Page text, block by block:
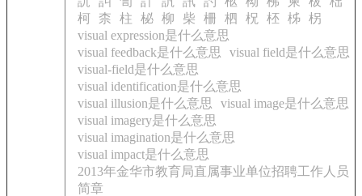
柯
柰 柱 柲 柳 柴 柵 柶 柷 柸 柹 柺
visual expression是什么意思
visual feedback是什么意思
visual field是什么意思
visual-field是什么意思
visual identification是什么意思
visual illusion是什么意思
visual image是什么意思
visual imagery是什么意思
visual imagination是什么意思
visual impact是什么意思
2013年金华市教育局直属事业单位招聘工作人员
简章